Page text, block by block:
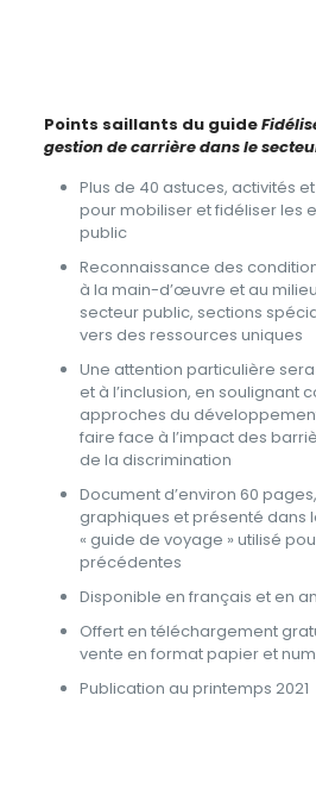
Points saillants du guide
gestion de carrière dans le
Plus de 40 astuces, activités
pour mobiliser et fidéliser les
public
Reconnaissance des
à la main-d’œuvre et au
secteur public, sections
vers des ressources uniques
Une attention particulière
et à l’inclusion, en soulignant
approches du
faire face à l’impact des
de la discrimination
Document d’environ 60
graphiques et présenté dans
« guide de voyage » utilisé
précédentes
Disponible en français et en
Offert en téléchargement
vente en format papier et
Publication au printemps 2021